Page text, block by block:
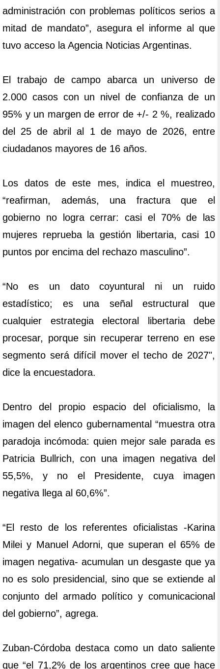
administración con problemas políticos serios a
mitad de mandato”, asegura el informe al que
tuvo acceso la Agencia Noticias Argentinas.
El trabajo de campo abarca un universo de
2.000 casos con un nivel de confianza de un
95% y un margen de error de +/- 2 %, realizado
del 25 de abril al 1 de mayo de 2026, entre
ciudadanos mayores de 16 años.
Los datos de este mes, indica el muestreo,
“reafirman, además, una fractura que el
gobierno no logra cerrar: casi el 70% de las
mujeres reprueba la gestión libertaria, casi 10
puntos por encima del rechazo masculino”.
“No es un dato coyuntural ni un ruido
estadístico; es una señal estructural que
cualquier estrategia electoral libertaria debe
procesar, porque sin recuperar terreno en ese
segmento será difícil mover el techo de 2027",
dice la encuestadora.
Dentro del propio espacio del oficialismo, la
imagen del elenco gubernamental “muestra otra
paradoja incómoda: quien mejor sale parada es
Patricia Bullrich, con una imagen negativa del
55,5%, y no el Presidente, cuya imagen
negativa llega al 60,6%”.
“El resto de los referentes oficialistas -Karina
Milei y Manuel Adorni, que superan el 65% de
imagen negativa- acumulan un desgaste que ya
no es solo presidencial, sino que se extiende al
conjunto del armado político y comunicacional
del gobierno”, agrega.
Zuban-Córdoba destaca como un dato saliente
que “el 71,2% de los argentinos cree que hace